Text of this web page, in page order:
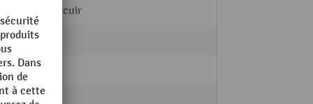
Simili-cuir
non
4,7 kg
sans